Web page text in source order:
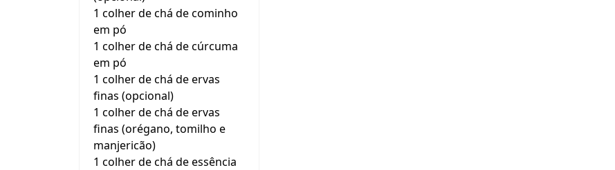
1 colher de chá de cominho
em pó
1 colher de chá de cúrcuma
em pó
1 colher de chá de ervas
finas (opcional)
1 colher de chá de ervas
finas (orégano, tomilho e
manjericão)
1 colher de chá de essência